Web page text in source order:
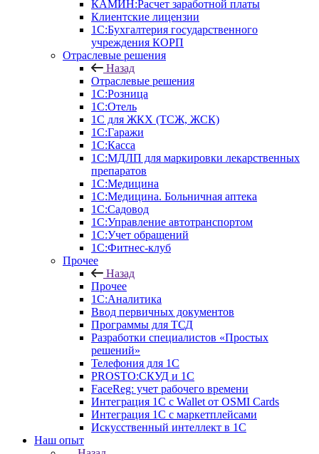
КАМИН:Расчет заработной платы
Клиентские лицензии
1С:Бухгалтерия государственного
учреждения КОРП
Отраслевые решения
Назад
Отраслевые решения
1С:Розница
1С:Отель
1С для ЖКХ (ТСЖ, ЖСК)
1С:Гаражи
1С:Касса
1С:МДЛП для маркировки лекарственных
препаратов
1С:Медицина
1С:Медицина. Больничная аптека
1С:Садовод
1С:Управление автотранспортом
1С:Учет обращений
1С:Фитнес-клуб
Прочее
Назад
Прочее
1С:Аналитика
Ввод первичных документов
Программы для ТСД
Разработки специалистов «Простых
решений»
Телефония для 1С
PROSTO:СКУД и 1С
FaceReg: учет рабочего времени
Интеграция 1С с Wallet от OSMI Cards
Интеграция 1С с маркетплейсами
Искусственный интеллект в 1С
Наш опыт